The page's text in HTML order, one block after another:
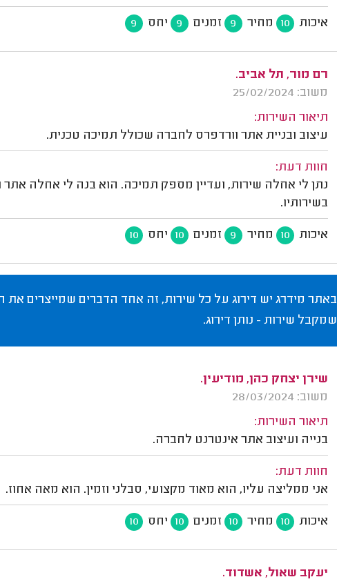
איכות 10 מחיר 9 זמנים 9 יחס 9
רם מור, תל אביב.
משוב: 25/02/2024
תיאור השירות:
עיצוב ובניית אתר וורדפרס לחברה שכולל תמיכה טכנית.
חוות דעת:
נתן לי אחלה שירות, ועדיין מספק תמיכה. הוא בנה לי אחלה
בשירותיו.
איכות 10 מחיר 9 זמנים 10 יחס 10
באתר מידרג יש דירוג על כל שירות, זה אחד הדברים שמייצרים
שמקבל שירות - נותן דירוג.
שירן יצחק כהן, מודיעין.
משוב: 28/03/2024
תיאור השירות:
בנייה ועיצוב אתר אינטרנט לחברה.
חוות דעת:
אני ממליצה עליו, הוא מאוד מקצועי, סבלני וזמין. הוא מאה אחוז.
איכות 10 מחיר 10 זמנים 10 יחס 10
יעקב שאול, אשדוד.